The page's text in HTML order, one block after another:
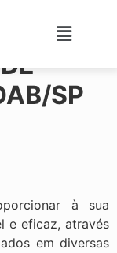
LOPES
SP
à sua
e eficaz, através
em diversas